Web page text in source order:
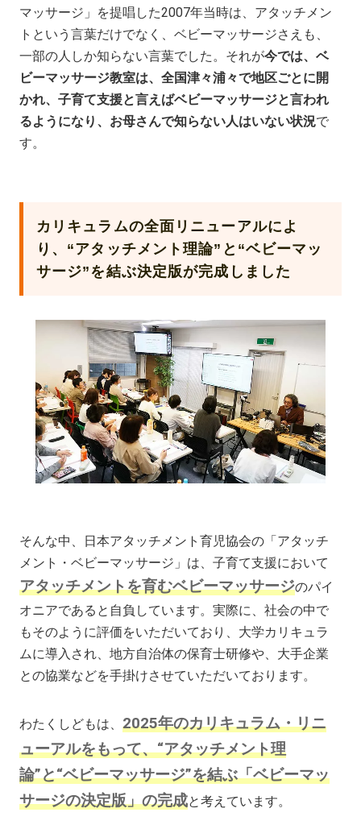
マッサージ」を提唱した2007年当時は、アタッチメン
トという言葉だけでなく、ベビーマッサージさえも、
一部の人しか知らない言葉でした。それが今では、ベ
ビーマッサージ教室は、全国津々浦々で地区ごとに開
かれ、子育て支援と言えばベビーマッサージと言われ
るようになり、お母さんで知らない人はいない状況で
す。
カリキュラムの全面リニューアルによ
り、“アタッチメント理論”と“ベビーマッ
サージ”を結ぶ決定版が完成しました
そんな中、日本アタッチメント育児協会の「アタッチ
メント・ベビーマッサージ」は、子育て支援において
アタッチメントを育むベビーマッサージのパイ
オニアであると自負しています。実際に、社会の中で
もそのように評価をいただいており、大学カリキュラ
ムに導入され、地方自治体の保育士研修や、大手企業
との協業などを手掛けさせていただいております。
わたくしどもは、2025年のカリキュラム・リニ
ューアルをもって、“アタッチメント理
論”と“ベビーマッサージ”を結ぶ「ベビーマッ
サージの決定版」の完成と考えています。